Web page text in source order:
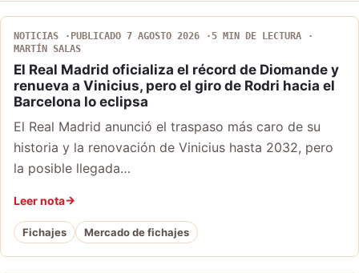
NOTICIAS PUBLICADO 7 AGOSTO 2026
5 MIN DE LECTURA
MARTÍN SALAS
El Real Madrid oficializa el récord de Diomande y
renueva a Vinicius, pero el giro de Rodri hacia el
Barcelona lo eclipsa
El Real Madrid anunció el traspaso más caro de su
historia y la renovación de Vinicius hasta 2032, pero
la posible llegada…
Leer nota
Fichajes Mercado de fichajes